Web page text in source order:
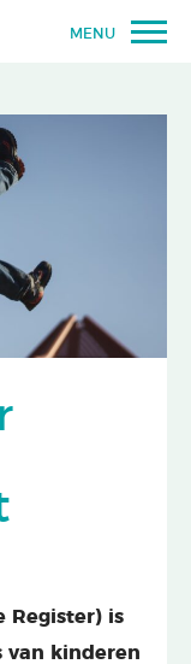
MENU
Register) is
van kinderen